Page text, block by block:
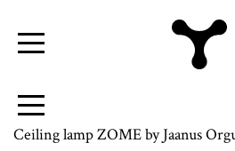
Mobiili
Menüü
Külgpaani
navigatsioon
Menüü
Ceiling lamp ZOME by Jaanus